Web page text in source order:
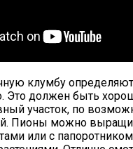
клумбу определяют
Это должен быть
участок, по
Пионы можно
или с